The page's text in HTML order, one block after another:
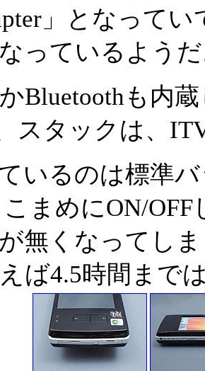
」となって
っているよう
Bluetoothも内
スタックは、
いるのは標準
こまめにON/
無くなってし
ば4.5時間まで